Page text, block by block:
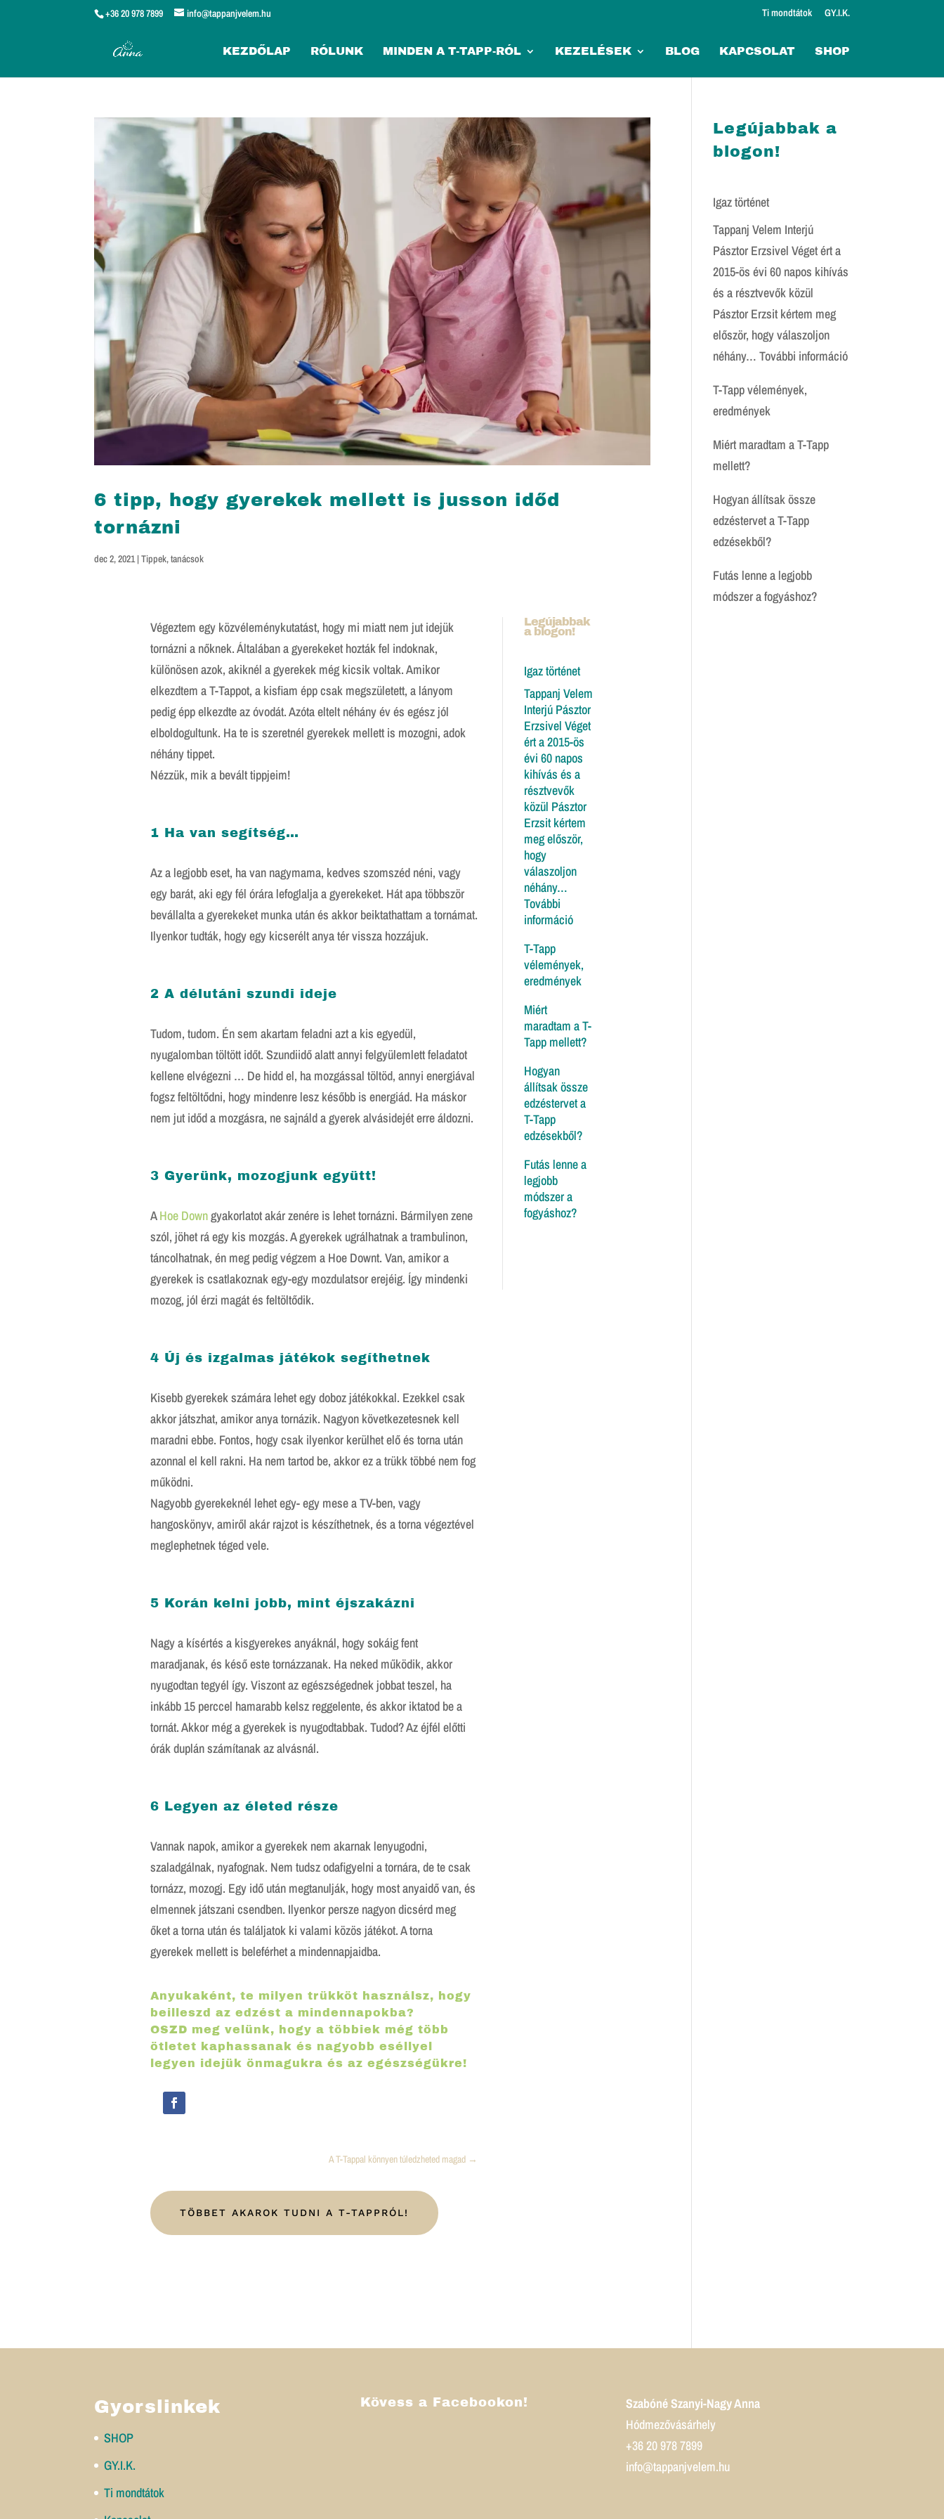
+36 20 978 7899 info@tappanjvelem.hu Ti mondtátok GY.I.K.
KEZDŐLAP RÓLUNK MINDEN A T-TAPP-RÓL KEZELÉSEK BLOG KAPCSOLAT SHOP
6 tipp, hogy gyerekek mellett is jusson időd
tornázni
dec 2, 2021|Tippek, tanácsok
Végeztem egy közvéleménykutatást, hogy mi miatt nem jut idejük
tornázni a nőknek. Általában a gyerekeket hozták fel indoknak,
különösen azok, akiknél a gyerekek még kicsik voltak. Amikor
elkezdtem a T-Tappot, a kisfiam épp csak megszületett, a lányom
pedig épp elkezdte az óvodát. Azóta eltelt néhány év és egész jól
elboldogultunk. Ha te is szeretnél gyerekek mellett is mozogni, adok
néhány tippet.
Nézzük, mik a bevált tippjeim!
1 Ha van segítség…
Az a legjobb eset, ha van nagymama, kedves szomszéd néni, vagy
egy barát, aki egy fél órára lefoglalja a gyerekeket. Hát apa többször
bevállalta a gyerekeket munka után és akkor beiktathattam a tornámat.
Ilyenkor tudták, hogy egy kicserélt anya tér vissza hozzájuk.
2 A délutáni szundi ideje
Tudom, tudom. Én sem akartam feladni azt a kis egyedül,
nyugalomban töltött időt. Szundiidő alatt annyi felgyülemlett feladatot
kellene elvégezni … De hidd el, ha mozgással töltöd, annyi energiával
fogsz feltöltődni, hogy mindenre lesz később is energiád. Ha máskor
nem jut időd a mozgásra, ne sajnáld a gyerek alvásidejét erre áldozni.
3 Gyerünk, mozogjunk együtt!
AHoe Downgyakorlatot akár zenére is lehet tornázni. Bármilyen zene
szól, jöhet rá egy kis mozgás. A gyerekek ugrálhatnak a trambulinon,
táncolhatnak, én meg pedig végzem a Hoe Downt. Van, amikor a
gyerekek is csatlakoznak egy-egy mozdulatsor erejéig. Így mindenki
mozog, jól érzi magát és feltöltődik.
4 Új és izgalmas játékok segíthetnek
Kisebb gyerekek számára lehet egy doboz játékokkal. Ezekkel csak
akkor játszhat, amikor anya tornázik. Nagyon következetesnek kell
maradni ebbe. Fontos, hogy csak ilyenkor kerülhet elő és torna után
azonnal el kell rakni. Ha nem tartod be, akkor ez a trükk többé nem fog
működni.
Nagyobb gyerekeknél lehet egy- egy mese a TV-ben, vagy
hangoskönyv, amiről akár rajzot is készíthetnek, és a torna végeztével
meglephetnek téged vele.
5 Korán kelni jobb, mint éjszakázni
Nagy a kísértés a kisgyerekes anyáknál, hogy sokáig fent
maradjanak, és késő este tornázzanak. Ha neked működik, akkor
nyugodtan tegyél így. Viszont az egészségednek jobbat teszel, ha
inkább 15 perccel hamarabb kelsz reggelente, és akkor iktatod be a
tornát. Akkor még a gyerekek is nyugodtabbak. Tudod? Az éjfél előtti
órák duplán számítanak az alvásnál.
6 Legyen az életed része
Vannak napok, amikor a gyerekek nem akarnak lenyugodni,
szaladgálnak, nyafognak. Nem tudsz odafigyelni a tornára, de te csak
tornázz, mozogj. Egy idő után megtanulják, hogy most anyaidő van, és
elmennek játszani csendben. Ilyenkor persze nagyon dicsérd meg
őket a torna után és találjatok ki valami közös játékot. A torna
gyerekek mellett is beleférhet a mindennapjaidba.
Anyukaként, te milyen trükköt használsz, hogy
beilleszd az edzést a mindennapokba?
OSZD meg velünk, hogy a többiek még több
ötletet kaphassanak és nagyobb eséllyel
legyen idejük önmagukra és az egészségükre!
A T-Tappal könnyen túledzheted magad→
TÖBBET AKAROK TUDNI A T-TAPPRÓL!
Legújabbak
a blogon!
Igaz történet
Tappanj Velem
Interjú Pásztor
Erzsivel Véget
ért a 2015-ös
évi 60 napos
kihívás és a
résztvevők
közül Pásztor
Erzsit kértem
meg először,
hogy
válaszoljon
néhány…
További
információ:
T-Tapp
vélemények,
eredmények
Miért
maradtam a T-
Tapp mellett?
Hogyan
állítsak össze
edzéstervet a
T-Tapp
edzésekből?
Futás lenne a
legjobb
módszer a
fogyáshoz?
Legújabbak a
blogon!
Igaz történet
Tappanj Velem Interjú
Pásztor Erzsivel Véget ért a
2015-ös évi 60 napos kihívás
és a résztvevők közül
Pásztor Erzsit kértem meg
először, hogy válaszoljon
néhány…További információ:
T-Tapp vélemények,
eredmények
Miért maradtam a T-Tapp
mellett?
Hogyan állítsak össze
edzéstervet a T-Tapp
edzésekből?
Futás lenne a legjobb
módszer a fogyáshoz?
Gyorslinkek
SHOP
GY.I.K.
Ti mondtátok
Kövess a Facebookon!
Szabóné Szanyi-Nagy Anna
Hódmezővásárhely
+36 20 978 7899
info@tappanjvelem.hu